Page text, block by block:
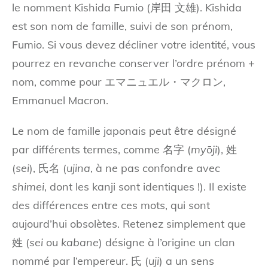
le nomment Kishida Fumio (岸田 文雄). Kishida
est son nom de famille, suivi de son prénom,
Fumio. Si vous devez décliner votre identité, vous
pourrez en revanche conserver l’ordre prénom +
nom, comme pour エマニュエル・マクロン,
Emmanuel Macron.
Le nom de famille japonais peut être désigné
par différents termes, comme 名字 (myōji), 姓
(sei), 氏名 (ujina, à ne pas confondre avec
shimei, dont les kanji sont identiques !). Il existe
des différences entre ces mots, qui sont
aujourd’hui obsolètes. Retenez simplement que
姓 (sei ou kabane) désigne à l’origine un clan
nommé par l’empereur. 氏 (uji) a un sens